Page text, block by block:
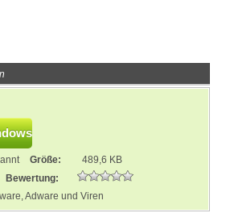
Größe:
489,6 KB
Bewertung:
Adware und Viren